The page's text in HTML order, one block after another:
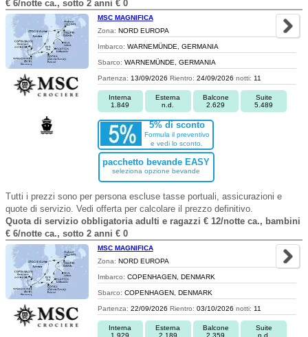
€ 6/notte ca., sotto 2 anni € 0
MSC MAGNIFICA
Zona: NORD EUROPA
Imbarco: WARNEMÜNDE, GERMANIA
Sbarco: WARNEMÜNDE, GERMANIA
Partenza: 13/09/2026 Rientro: 24/09/2026 notti: 11
Interna
1.849
Esterna
n.d.
Balcone
2.629
Suite
5.489
5% di sconto
Formula il preventivo
e vedi lo sconto.
pacchetto bevande EASY
seleziona opzione bevande
Tutti i prezzi sono per persona escluse tasse portuali, assicurazioni e
quote di servizio. Vedi offerta per calcolare il prezzo definitivo.
Quota di servizio obbligatoria adulti e ragazzi € 12/notte ca., bambini
€ 6/notte ca., sotto 2 anni € 0
MSC MAGNIFICA
Zona: NORD EUROPA
Imbarco: COPENHAGEN, DENMARK
Sbarco: COPENHAGEN, DENMARK
Partenza: 22/09/2026 Rientro: 03/10/2026 notti: 11
Interna
1.929
Esterna
2.189
Balcone
2.359
Suite
n.d.